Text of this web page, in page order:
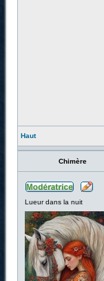
Haut
Chimère
Lueur dans la nuit